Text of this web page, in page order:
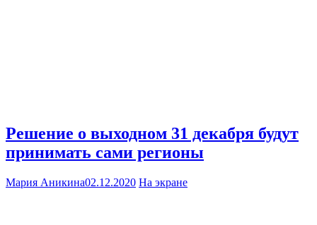
Решение о выходном 31 декабря будут
принимать сами регионы
Мария Аникина02.12.2020 На экране